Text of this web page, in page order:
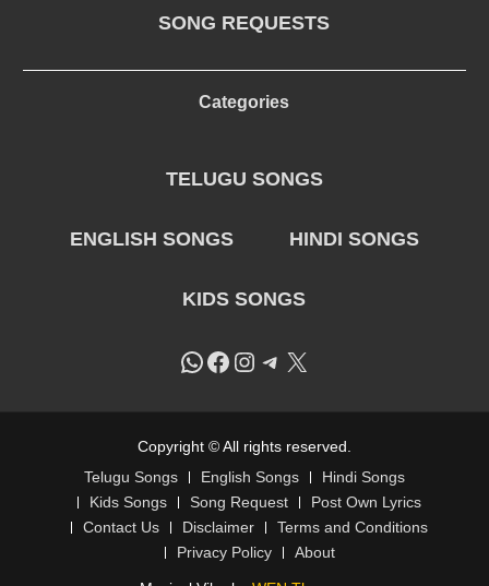
SONG REQUESTS
Categories
TELUGU SONGS
ENGLISH SONGS HINDI SONGS
KIDS SONGS
WhatsApp
Facebook
Instagram
Telegram
X
Copyright © All rights reserved.
Telugu Songs
English Songs
Hindi Songs
Kids Songs
Song Request
Post Own Lyrics
Contact Us
Disclaimer
Terms and Conditions
Privacy Policy
About